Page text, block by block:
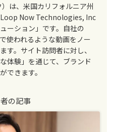
は、米国カリフォルニア州
Now Technologies, Inc
ーション」です。自社の
使われるような動画をノー
す。サイト訪問者に対し、
体験」を通じて、ブランド
できます。
の記事